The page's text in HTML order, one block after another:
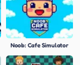
Noob: Cafe Simulator